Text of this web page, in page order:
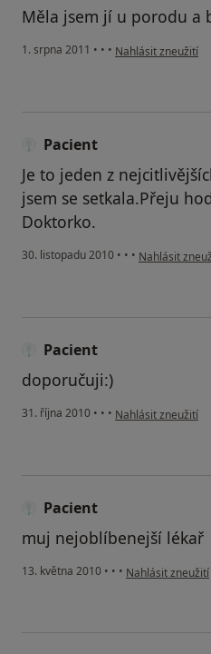
Měla jsem jí u porodu a
1. srpna 2011 • • • podle názoru
Nahlásit zneužití
Pacient
Je to jeden z
jsem se setkala.Přeju
Doktorko.
30. listopadu 2010 • • • podle názoru
Nahlásit
Pacient
doporučuji:)
31. října 2010 • • • podle názoru
Nahlásit zneužití
Pacient
muj nejoblíbenejší lékař
13. května 2010 • • • podle názoru
Nahlásit zneužití